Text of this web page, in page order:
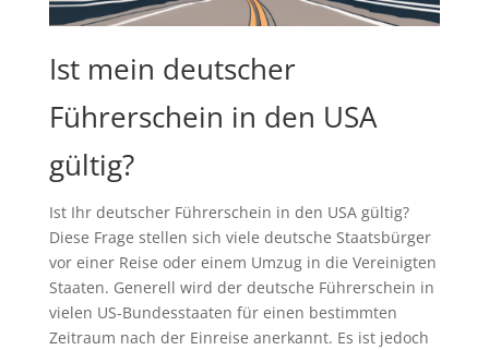
Ist mein deutscher
Führerschein in den USA
gültig?
Ist Ihr deutscher Führerschein in den USA gültig?
Diese Frage stellen sich viele deutsche Staatsbürger
vor einer Reise oder einem Umzug in die Vereinigten
Staaten. Generell wird der deutsche Führerschein in
vielen US-Bundesstaaten für einen bestimmten
Zeitraum nach der Einreise anerkannt. Es ist jedoch